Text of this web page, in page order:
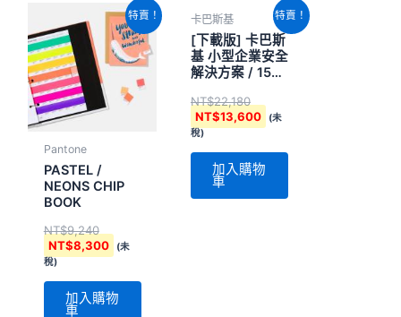
特賣！
Pantone
PASTEL /
NEONS CHIP
BOOK
NT$9,240
原
格：
NT$9,240。
NT$8,300
目
前
價
格：
NT$8,300。
(未
稅)
加入購物
車
特賣！
卡巴斯基
[下載版] 卡巴斯
基 小型企業安全
解決方案 / 15台
NT$22,180
價
格：
NT$22,180。
NT$13,600
目
前
價
格：
NT$13,600。
(未
稅)
加入購物
車